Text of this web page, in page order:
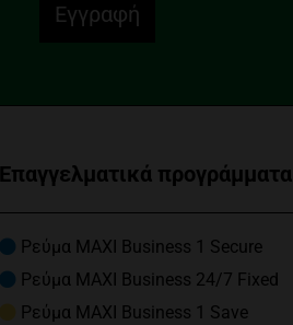
Επαγγελματικά προγράμματα
Ρεύμα MAXI Business 1 Secure
Ρεύμα MAXI Business 24/7 Fixed
Ρεύμα MAXI Business 1 Save